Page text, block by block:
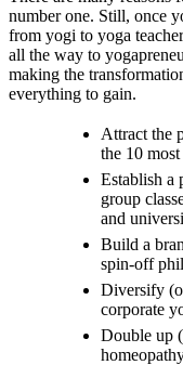
number one. Still, once
from yogi to yoga
all the way to
making the
everything to gain.
Attract the
the 10
Establish a
group
and
Build a
spin-off
Diversify
corporate
Double up